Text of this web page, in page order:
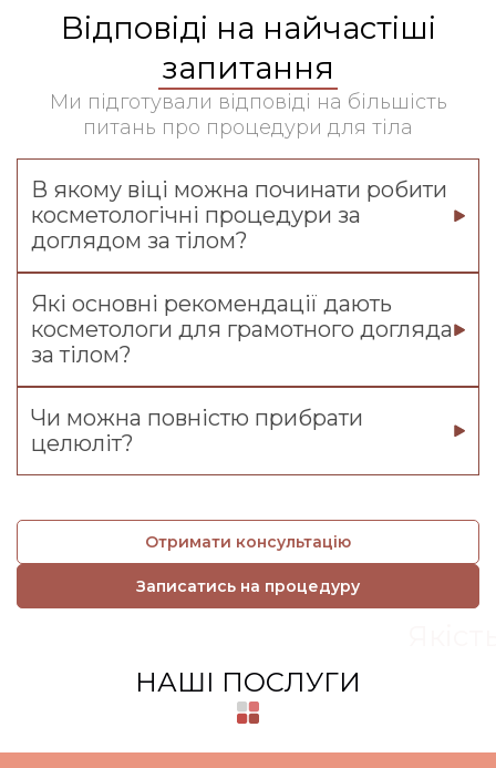
Відповіді на найчастіші
запитання
Ми підготували відповіді на більшість
питань про процедури для тіла
В якому віці можна починати робити
косметологічні процедури за
доглядом за тілом?
Які основні рекомендації дають
косметологи для грамотного догляда
за тілом?
Чи можна повністю прибрати
целюліт?
Отримати консультацію
Записатись на процедуру
НАШІ ПОСЛУГИ